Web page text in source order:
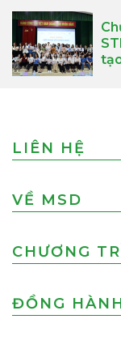
LIÊN HỆ
VỀ MSD
CHƯƠNG
ĐỒNG